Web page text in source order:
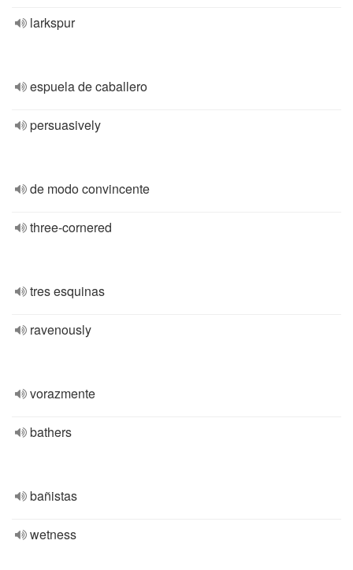
larkspur
espuela de caballero
persuasively
de modo convincente
three-cornered
tres esquinas
ravenously
vorazmente
bathers
bañistas
wetness